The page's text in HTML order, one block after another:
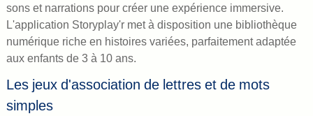
sons et narrations pour créer une expérience immersive.
L'application Storyplay'r met à disposition une bibliothèque
numérique riche en histoires variées, parfaitement adaptée
aux enfants de 3 à 10 ans.
Les jeux d'association de lettres et de mots
simples